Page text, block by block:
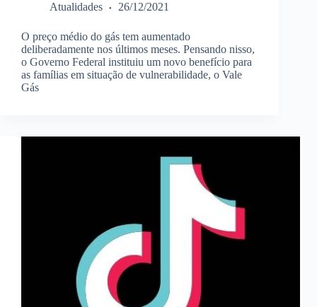
Atualidades
26/12/2021
O preço médio do gás tem aumentado
deliberadamente nos últimos meses. Pensando nisso,
o Governo Federal instituiu um novo benefício para
as famílias em situação de vulnerabilidade, o Vale
Gás